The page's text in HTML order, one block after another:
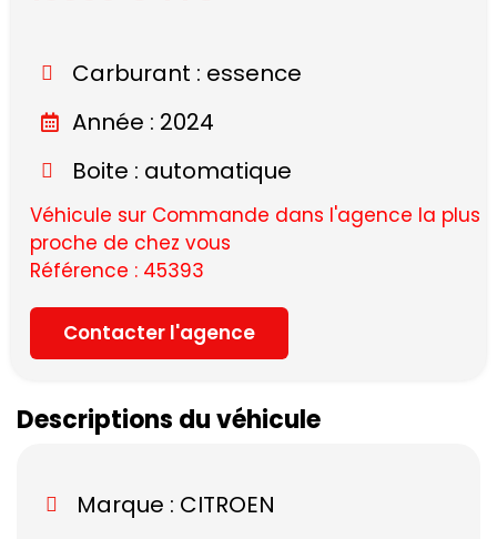
Carburant : essence
Année : 2024
Boite : automatique
Véhicule sur Commande dans l'agence la plus
proche de chez vous
Référence : 45393
Contacter l'agence
Descriptions du véhicule
Marque : CITROEN